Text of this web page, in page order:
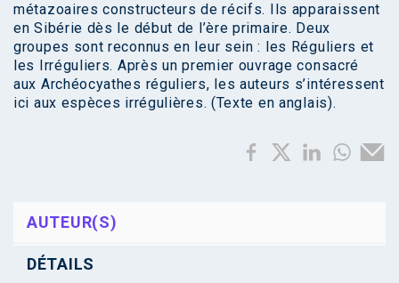
métazoaires constructeurs de récifs. Ils apparaissent
en Sibérie dès le début de l’ère primaire. Deux
groupes sont reconnus en leur sein : les Réguliers et
les Irréguliers. Après un premier ouvrage consacré
aux Archéocyathes réguliers, les auteurs s’intéressent
ici aux espèces irrégulières. (Texte en anglais).
AUTEUR(S)
DÉTAILS